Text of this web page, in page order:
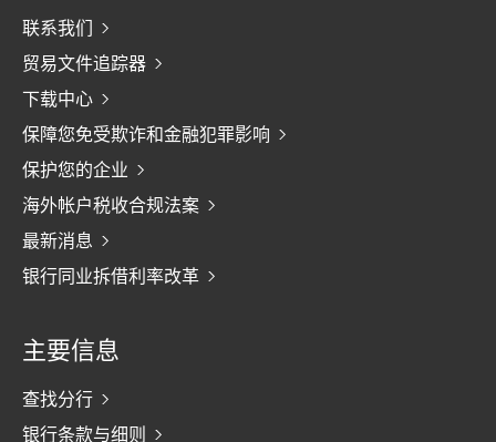
联系我们
贸易文件追踪器
下载中心
保障您免受欺诈和金融犯罪影响
保护您的企业
海外帐户税收合规法案
最新消息
银行同业拆借利率改革
主要信息
查找分行
银行条款与细则